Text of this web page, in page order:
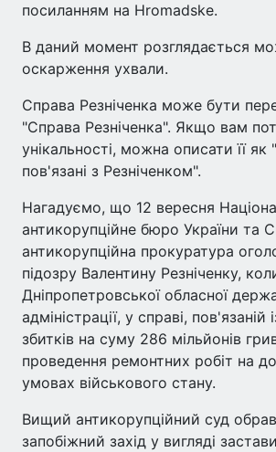
посиланням на Hromadske.
В даний момент розглядається
оскарження ухвали.
Справа Резніченка може бути
"Справа Резніченка". Якщо вам
унікальності, можна описати її як
пов'язані з Резніченком".
Нагадуємо, що 12 вересня
антикорупційне бюро України та
антикорупційна прокуратура
підозру Валентину Резніченку,
Дніпропетровської обласної
адміністрації, у справі, пов'язаній
збитків на суму 286 мільйонів
проведення ремонтних робіт на
умовах військового стану.
Вищий антикорупційний суд
запобіжний захід у вигляді